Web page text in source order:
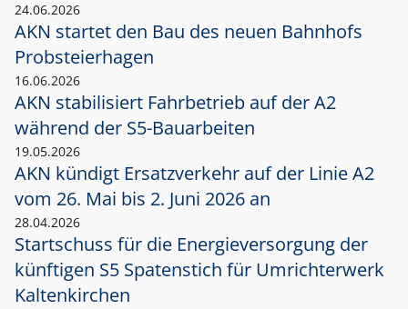
24.06.2026
AKN startet den Bau des neuen Bahnhofs
Probsteierhagen
16.06.2026
AKN stabilisiert Fahrbetrieb auf der A2
während der S5-Bauarbeiten
19.05.2026
AKN kündigt Ersatzverkehr auf der Linie A2
vom 26. Mai bis 2. Juni 2026 an
28.04.2026
Startschuss für die Energieversorgung der
künftigen S5 Spatenstich für Umrichterwerk
Kaltenkirchen